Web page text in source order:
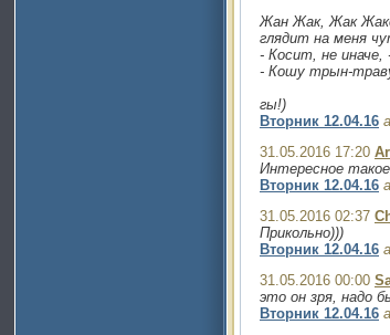
Жан Жак, Жак
глядит на меня
- Косит, не иначе,
- Кошу трын-
гы!)
Вторник 12.04.16
31.05.2016 17:20
Интересное
Вторник 12.04.16
31.05.2016 02:37
Прикольно)))
Вторник 12.04.16
31.05.2016 00:00
это он зря, надо
Вторник 12.04.16